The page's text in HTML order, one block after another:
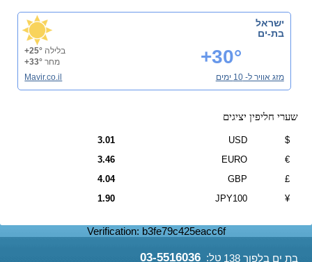
בת ים בלפור 138 טל: 03-5516036
ישראל
בת-ים
+30° בלילה +25°
מחר +33°
מזג אוויר ל- 10 ימים
Mavir.co.il
שערי חליפין יציגים
$
USD
3.01
€
EURO
3.46
£
GBP
4.04
¥
JPY100
1.90
Verification: b3fe79c425eacc6f